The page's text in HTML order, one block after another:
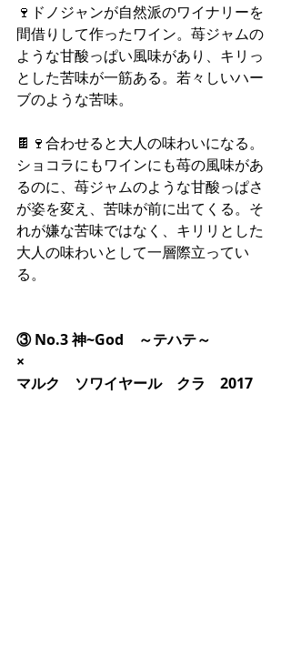
🍷ドノジャンが自然派のワイナリーを
間借りして作ったワイン。苺ジャムの
ような甘酸っぱい風味があり、キリっ
とした苦味が一筋ある。若々しいハー
ブのような苦味。
🍫🍷合わせると大人の味わいになる。
ショコラにもワインにも苺の風味があ
るのに、苺ジャムのような甘酸っぱさ
が姿を変え、苦味が前に出てくる。そ
れが嫌な苦味ではなく、キリリとした
大人の味わいとして一層際立ってい
る。
③ No.3 神~God　～テハテ～
×
マルク　ソワイヤール　クラ　2017